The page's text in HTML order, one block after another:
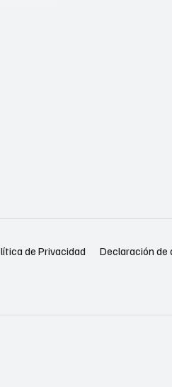
de Privacidad Declaración de